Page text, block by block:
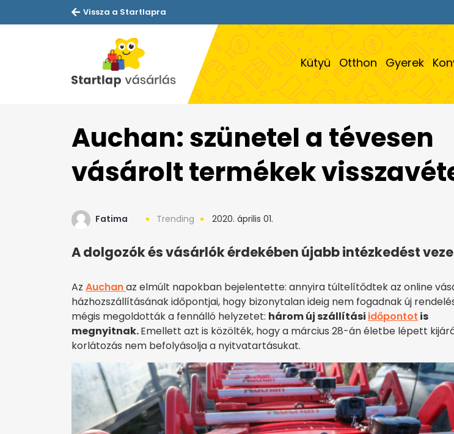
Vissza a Startlapra
Kütyü Otthon Gyerek
Auchan: szünetel a tévesen
vásárolt termékek
Fatima Trending 2020. április 01.
A dolgozók és vásárlók érdekében újabb intézkedést
Az Auchanaz elmúlt napokban bejelentette: annyira túltelítődtek az online
házhozszállításának időpontjai, hogy bizonytalan ideig nem fogadnak új
mégis megoldották a fennálló helyzetet: három új szállítási időpontot is
megnyitnak.Emellett azt is közölték, hogy a március 28-án életbe lépett
korlátozás nem befolyásolja a nyitvatartásukat.